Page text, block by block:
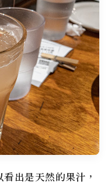
出是天然的果汁，